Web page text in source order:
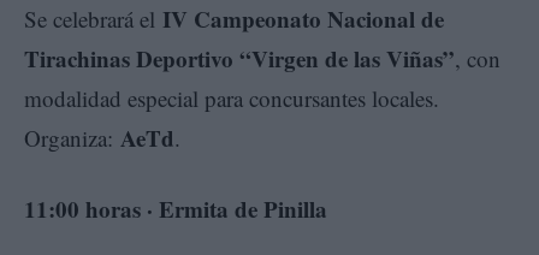
Se celebrará el IV Campeonato Nacional de
Tirachinas Deportivo “Virgen de las Viñas”, con
modalidad especial para concursantes locales.
Organiza: AeTd.
11:00 horas · Ermita de Pinilla